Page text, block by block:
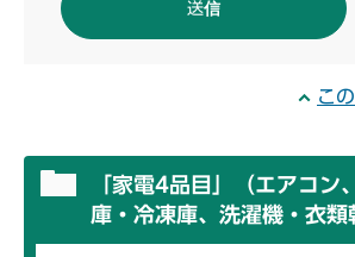
こ
「家電4品目」（エアコン
庫・冷凍庫、洗濯機・衣類